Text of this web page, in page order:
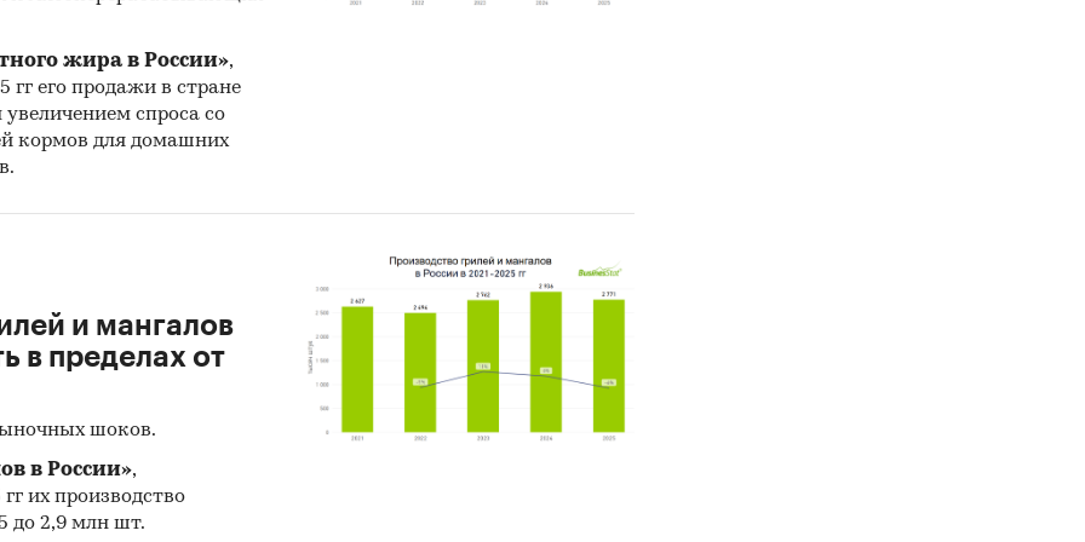
основных параметров рынка цельнокатаных колес
динамика рынка, баланс спроса и предложения,
основных показателей, соотношение импорта и
производства, сальдо торгового баланса).
из исследования по основным параметрам рынка:
рынка цельнокатаных колес в России составил *** тыс.
следующем году этот показатель составил *** тыс. тонн.,
рынка цельнокатаных колес в России в стоимостном
в 2024 году составил *** млрд руб.
рынка цельнокатаных колес в России в долларах США
жира в России»,
гг его продажи в стране
спроса со
кормов для домашних
и мангалов
в пределах от
шоков.
в России»,
их производство
до 2,9 млн шт.